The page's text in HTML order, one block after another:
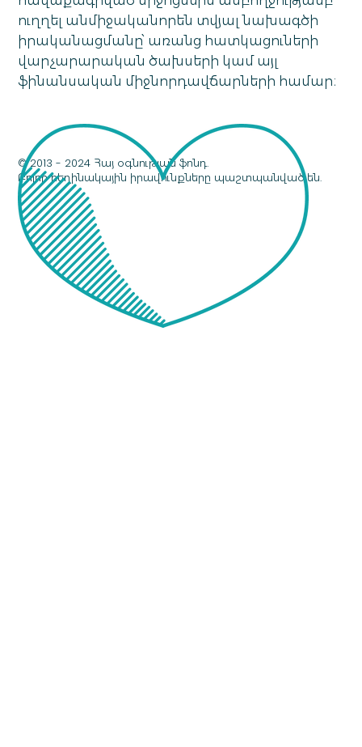
© 2013 - 2024 Հայ օգնության ֆոնդ.
Բոլոր հեղինակային իրավունքները պաշտպանված են.
ուղղել անմիջականորեն տվյալ նախագծի
իրականացմանը՝ առանց հատկացուների
վարչարարական ծախսերի կամ այլ
ֆինանսական միջնորդավճարների համար։